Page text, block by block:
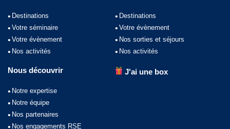
Destinations
Votre séminaire
Votre évènement
Nos activités
Destinations
Votre évènement
Nos sorties et séjours
Nos activités
Nous découvrir
Notre expertise
Notre équipe
Nos partenaires
Nos engagements RSE
J'ai une box